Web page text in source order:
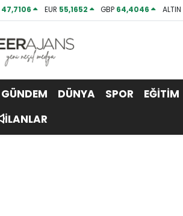
47,7106 EUR 55,1652 GBP 64,4046 ALTIN
GÜNDEM DÜNYA SPOR EĞİTİM
İLANLAR